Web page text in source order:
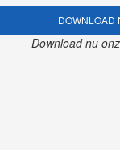
DOWNLOAD
Download nu